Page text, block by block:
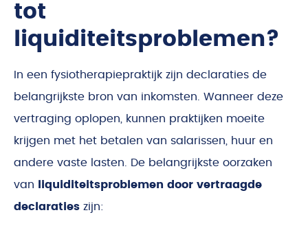
tot
liquiditeitsproblemen?
In een fysiotherapiepraktijk zijn declaraties de
belangrijkste bron van inkomsten. Wanneer deze
vertraging oplopen, kunnen praktijken moeite
krijgen met het betalen van salarissen, huur en
andere vaste lasten. De belangrijkste oorzaken
van
liquiditeitsproblemen door vertraagde
declaraties zijn: